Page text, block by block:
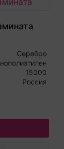
Серебро
15000
Россия